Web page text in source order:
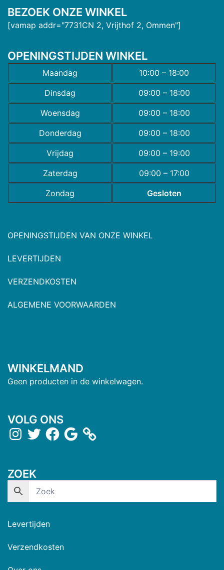
BEZOEK ONZE WINKEL
[vamap addr="7731CN 2, Vrijthof 2, Ommen"]
OPENINGSTIJDEN WINKEL
Maandag
10:00 – 18:00
Dinsdag
09:00 – 18:00
Woensdag
09:00 – 18:00
Donderdag
09:00 – 18:00
Vrijdag
09:00 – 19:00
Zaterdag
09:00 – 17:00
Zondag
Gesloten
OPENINGSTIJDEN VAN ONZE WINKEL
LEVERTIJDEN
VERZENDKOSTEN
ALGEMENE VOORWAARDEN
WINKELMAND
Geen producten in de winkelwagen.
VOLG ONS
ZOEK
Levertijden
Verzendkosten